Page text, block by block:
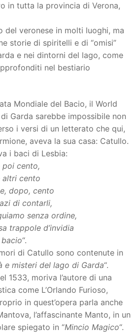
in tutta la provincia di Verona,
del veronese in molti luoghi, ma
storie di spiritelli e di “omisi”
e nei dintorni del lago, come
nel bestiario
Mondiale del Bacio, il World
Garda sarebbe impossibile non
i versi di un letterato che qui,
aveva la sua casa: Catullo.
i baci di Lesbia:
poi cento,
altri cento
dopo, cento
di contarli,
senza ordine,
trappole d’invidia
“.
di Catullo sono contenute in
e misteri del lago di Garda“.
1533, moriva l’autore di una
come L’Orlando Furioso,
in quest’opera parla anche
l’affascinante Manto, in un
spiegato in “Mincio Magico“.